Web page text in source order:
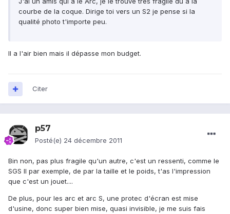
courbe de la coque. Dirige toi vers un S2 je pense si la
qualité photo t'importe peu.
Il a l'air bien mais il dépasse mon budget.
Citer
p57
Posté(e) 24 décembre 2011
Bin non, pas plus fragile qu'un autre, c'est un ressenti, comme le
SGS II par exemple, de par la taille et le poids, t'as l'impression
que c'est un jouet....
De plus, pour les arc et arc S, une protec d'écran est mise
d'usine, donc super bien mise, quasi invisible, je me suis fais